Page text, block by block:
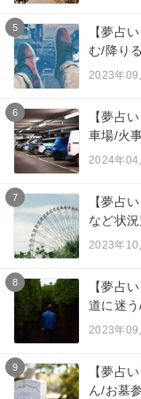
5
【夢占
む/降り
2023年09
6
【夢占
車場/火
2024年04
7
【夢占
など状況
2023年10
8
【夢占
道に迷
2023年09
9
【夢占
ん/お墓